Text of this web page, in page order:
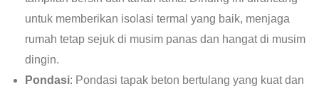
untuk memberikan isolasi termal yang baik, menjaga
rumah tetap sejuk di musim panas dan hangat di musim
dingin.
Pondasi: Pondasi tapak beton bertulang yang kuat dan